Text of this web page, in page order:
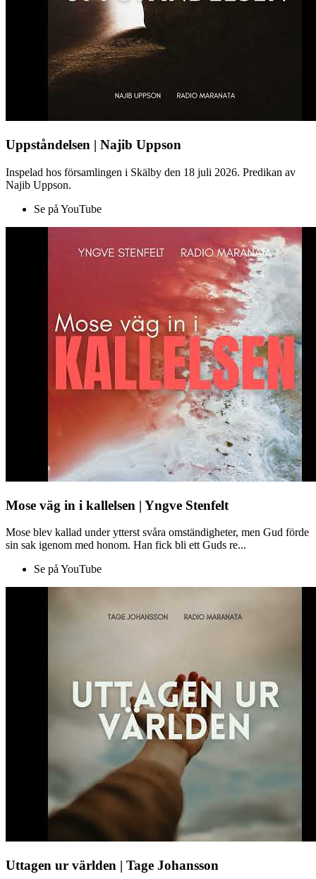
Uppståndelsen | Najib Uppson
Inspelad hos församlingen i Skälby den 18 juli 2026. Predikan av
Najib Uppson.
Se på YouTube
Mose väg in i kallelsen | Yngve Stenfelt
Mose blev kallad under ytterst svåra omständigheter, men Gud förde
sin sak igenom med honom. Han fick bli ett Guds re...
Se på YouTube
Uttagen ur världen | Tage Johansson